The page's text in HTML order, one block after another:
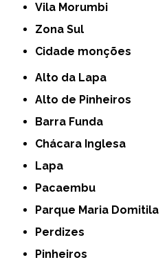
Vila Morumbi
Zona Sul
cidade monções
Alto da Lapa
Alto de Pinheiros
Barra Funda
Chácara Inglesa
Lapa
Pacaembu
Parque Maria Domitila
Perdizes
Pinheiros